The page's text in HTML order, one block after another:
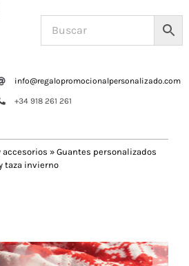
info@regalopromocionalpersonalizado.com
+34 918 261 261
accesorios » Guantes personalizados
taza invierno